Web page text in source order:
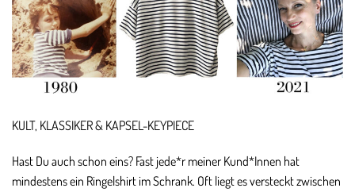
KULT, KLASSIKER & KAPSEL-KEYPIECE
Hast Du auch schon eins? Fast jede*r meiner Kund*Innen hat
mindestens ein Ringelshirt im Schrank. Oft liegt es versteckt zwischen